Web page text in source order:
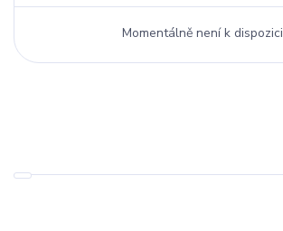
Momentálně není k dispozici